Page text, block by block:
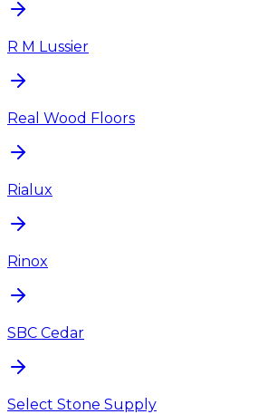
R M Lussier
Real Wood Floors
Rialux
Rinox
SBC Cedar
Select Stone Supply